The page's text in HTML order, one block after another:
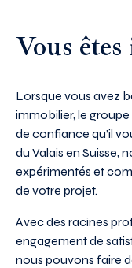
Vous êtes
Lorsque vous avez
immobilier, le
de confiance qu’il
du Valais en Suisse,
expérimentés et
de votre projet.
Avec des racines
engagement de
nous pouvons faire